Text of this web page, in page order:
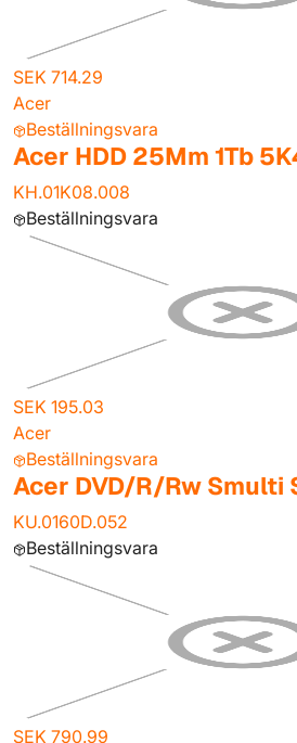
SEK 714.29
Acer
Beställningsvara
Acer HDD 25Mm 1Tb
KH.01K08.008
Beställningsvara
SEK 195.03
Acer
Beställningsvara
Acer DVD/R/Rw Smulti
KU.0160D.052
Beställningsvara
SEK 790.99